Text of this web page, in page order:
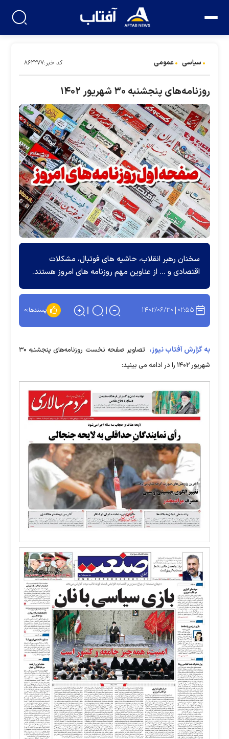
سیاسی عمومی کد خبر:۸۶۲۲۷۷
روزنامه‌های پنجشنبه ۳۰ شهریور ۱۴۰۲
سخنان رهبر انقلاب، حاشیه های فوتبال، مشکلات
اقتصادی و ... از عناوین مهم روزنامه های امروز هستند.
۰۲:۵۵ ۱۴۰۲/۰۶/۳۰ پسندها:۰
به گزارش آفتاب نیوز،
تصاویر صفحه نخست روزنامه‌های پنجشنبه ۳۰
شهریور ۱۴۰۲ را در ادامه می بینید: